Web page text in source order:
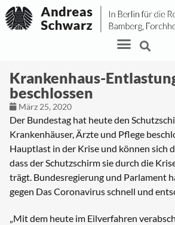
Krankenhaus-
beschlossen
März 25, 2020
Der Bundestag hat heute den
Krankenhäuser, Ärzte und Pflege
Hauptlast in der Krise und können sich
dass der Schutzschirm sie durch die
trägt. Bundesregierung und Parlament
gegen Das Coronavirus schnell und
„Mit dem heute im Eilverfahren